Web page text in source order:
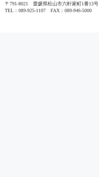
〒791-8021 愛媛県松山市六軒家町1番13号
TEL：089-925-1107 FAX：089-946-5000